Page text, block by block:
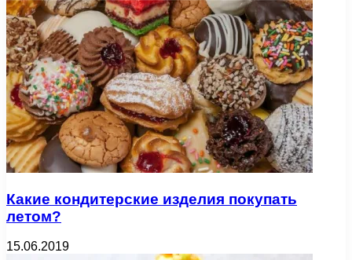
Какие кондитерские изделия покупать
летом?
15.06.2019